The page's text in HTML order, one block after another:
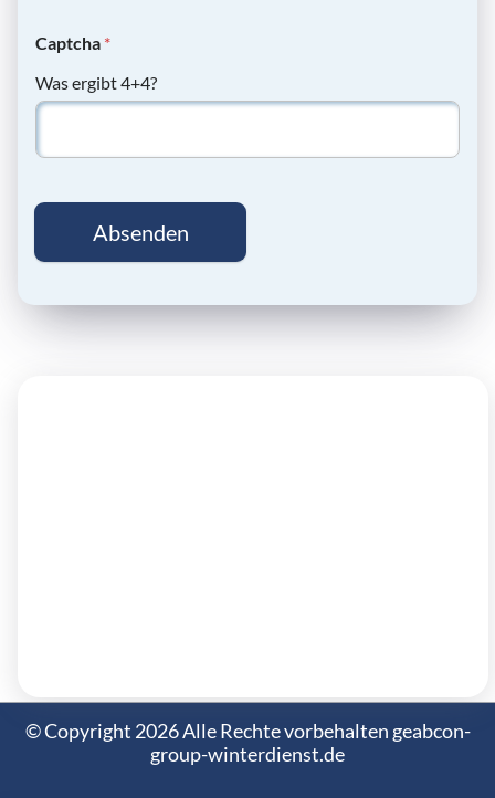
Captcha *
Was ergibt 4+4?
Absenden
© Copyright 2026Alle Rechte vorbehalten geabcon-
group-winterdienst.de